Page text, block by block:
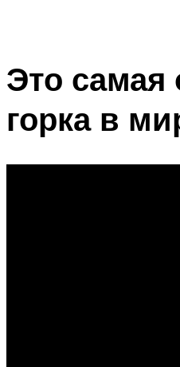
Это самая
горка в